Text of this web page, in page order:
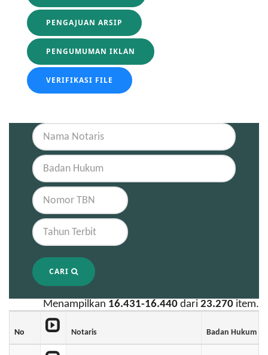
PENGAJUAN ARSIP
PENGUMUMAN IKLAN
VERIFIKASI FILE
CARI
Menampilkan 16.431-16.440 dari 23.270 item.
No Notaris Badan Hukum